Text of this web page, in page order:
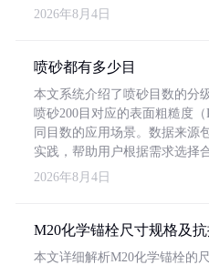
2026年8月4日
喷砂都有多少目
本文系统介绍了喷砂目数的分
喷砂200目对应的表面粗糙度
同目数的应用场景。数据来源
实践，帮助用户根据需求选择
2026年8月4日
M20化学锚栓尺寸规格及
本文详细解析M20化学锚栓的